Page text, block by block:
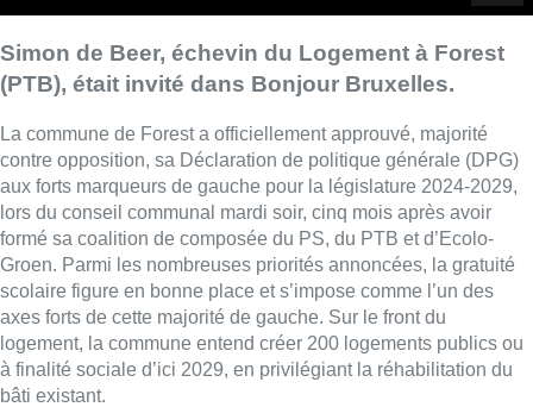
à finalité sociale d’ici 2029, en privilégiant la réhabilitation du
bâti existant.
Le site de la prison de Forest deviendra-t-il du logement
abordable ? “ C’est une de nos volontés “, explique Simon de
Beer. “ Mais on est conscient que le site n’appartient pas à la
commune.” Des négociations doivent être menées. “On va tout
faire pour augmenter le parc de logements sociaux .”
■Simon de Beer, échevin du Logement à Forest (PTB),
au micro de Cyprien Houdmont
Est-ce qu’on peut imaginer une coalition miroir à la Région,
avec le PS, Ecolo et le PTB ? “ Il faut que les conditions soient
réunies et, pour l’instant, ce n’est pas le cas